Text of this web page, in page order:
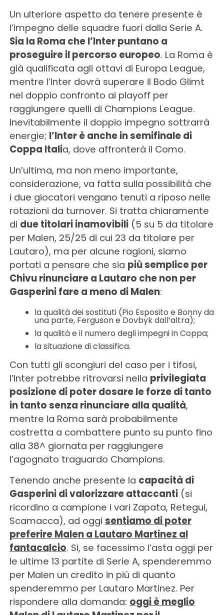
Un ulteriore aspetto da tenere presente è
l’impegno delle squadre fuori dalla Serie A.
Sia la Roma che l’Inter puntano a
proseguire il percorso europeo. La Roma è
già qualificata agli ottavi di Europa League,
mentre l’Inter dovrà superare il Bodo Glimt
nel doppio confronto ai playoff per
raggiungere quelli di Champions League.
Inevitabilmente il doppio impegno sottrarrà
energie; l’Inter è anche in semifinale di
Coppa Italia, dove affronterà il Como.
Un’ultima, ma non meno importante,
considerazione, va fatta sulla possibilità che
i due giocatori vengano tenuti a riposo nelle
rotazioni da turnover. Si tratta chiaramente
di due titolari inamovibili(5 su 5 da titolare
per Malen, 25/25 di cui 23 da titolare per
Lautaro), ma per alcune ragioni, siamo
portati a pensare che sia più semplice per
Chivu rinunciare a Lautaro che non per
Gasperini fare a meno di Malen:
la qualità dei sostituti (Pio Esposito e Bonny da
una parte, Ferguson e Dovbyk dall’altra);
la qualità e il numero degli impegni in Coppa;
la situazione di classifica.
Con tutti gli scongiuri del caso per i tifosi,
l’Inter potrebbe ritrovarsi nella privilegiata
posizione di poter dosare le forze di tanto
in tanto senza rinunciare alla qualità,
mentre la Roma sarà probabilmente
costretta a combattere punto su punto fino
alla 38^ giornata per raggiungere
l’agognato traguardo Champions.
Tenendo anche presente la capacità di
Gasperini di valorizzare attaccanti(si
ricordino a campione i vari Zapata, Retegui,
Scamacca), ad oggi sentiamo di poter
preferire Malen a Lautaro Martinez al
fantacalcio. Si, se facessimo l’asta oggi per
le ultime 13 partite di Serie A, spenderemmo
per Malen un credito in più di quanto
spenderemmo per Lautaro Martinez. Per
rispondere alla domanda: oggi è meglio